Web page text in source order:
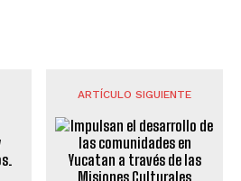
ARTÍCULO SIGUIENTE